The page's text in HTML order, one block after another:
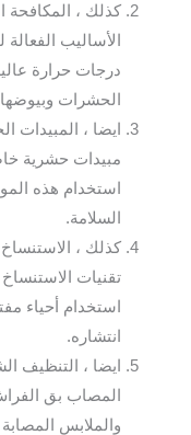
كذلك ، المكافحة
الأساليب
درجات حرارة
الحشرات
ايضا ، المبيدات
مبيدات حشرية
استخدام هذه
السلامة.
كذلك ،
تقنيات
استخدام أحياء
انتشاره.
ايضا ، التنظيف
المصاب بق
والملابس